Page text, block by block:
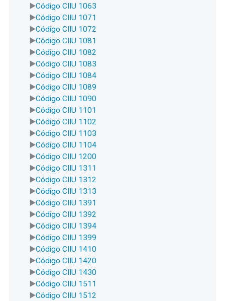
Código CIIU 1063
Código CIIU 1071
Código CIIU 1072
Código CIIU 1081
Código CIIU 1082
Código CIIU 1083
Código CIIU 1084
Código CIIU 1089
Código CIIU 1090
Código CIIU 1101
Código CIIU 1102
Código CIIU 1103
Código CIIU 1104
Código CIIU 1200
Código CIIU 1311
Código CIIU 1312
Código CIIU 1313
Código CIIU 1391
Código CIIU 1392
Código CIIU 1394
Código CIIU 1399
Código CIIU 1410
Código CIIU 1420
Código CIIU 1430
Código CIIU 1511
Código CIIU 1512